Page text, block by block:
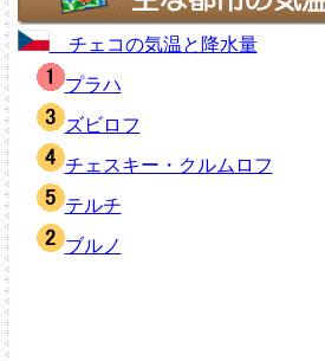
チェコの気温と降水量
プラハ
ズビロフ
チェスキー・クルムロフ
テルチ
ブルノ